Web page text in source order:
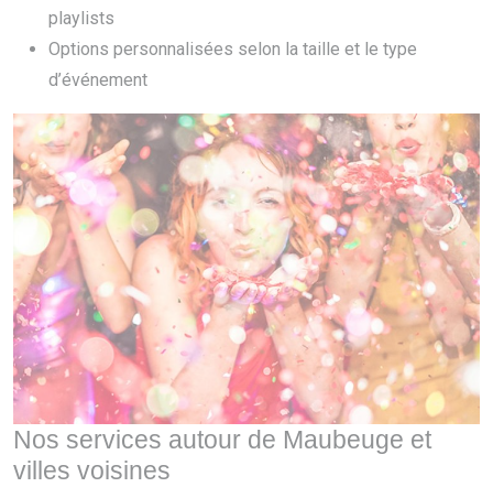
playlists
Options personnalisées selon la taille et le type
d’événement
Nos services autour de Maubeuge et
villes voisines